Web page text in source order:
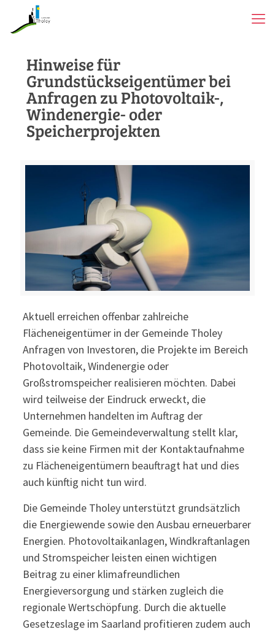
Hinweise für
Grundstückseigentümer bei
Anfragen zu Photovoltaik-,
Windenergie- oder
Speicherprojekten
Aktuell erreichen offenbar zahlreiche
Flächeneigentümer in der Gemeinde Tholey
Anfragen von Investoren, die Projekte im Bereich
Photovoltaik, Windenergie oder
Großstromspeicher realisieren möchten. Dabei
wird teilweise der Eindruck erweckt, die
Unternehmen handelten im Auftrag der
Gemeinde. Die Gemeindeverwaltung stellt klar,
dass sie keine Firmen mit der Kontaktaufnahme
zu Flächeneigentümern beauftragt hat und dies
auch künftig nicht tun wird.
Die Gemeinde Tholey unterstützt grundsätzlich
die Energiewende sowie den Ausbau erneuerbarer
Energien. Photovoltaikanlagen, Windkraftanlagen
und Stromspeicher leisten einen wichtigen
Beitrag zu einer klimafreundlichen
Energieversorgung und stärken zugleich die
regionale Wertschöpfung. Durch die aktuelle
Gesetzeslage im Saarland profitieren zudem auch